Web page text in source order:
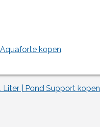
kopen,
Liter | Pond Support kopen